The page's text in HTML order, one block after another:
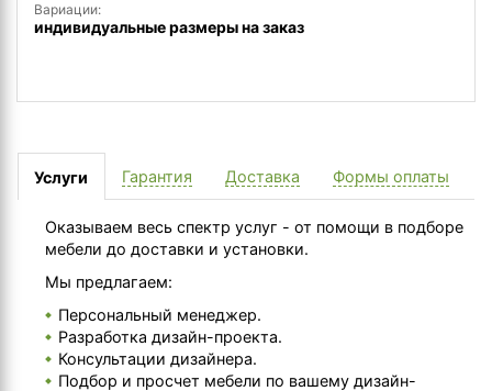
Вариации:
индивидуальные размеры на заказ
Услуги
Оказываем весь спектр услуг - от помощи в подборе
мебели до доставки и установки.
Мы предлагаем:
Персональный менеджер.
Разработка дизайн-проекта.
Консультации дизайнера.
Подбор и просчет мебели по вашему дизайн-
Гарантия Доставка Формы оплаты